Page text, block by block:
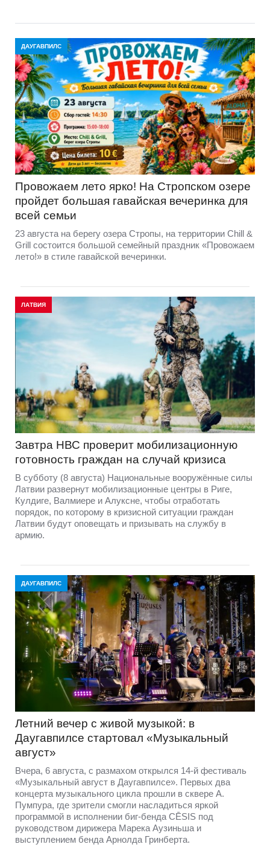
ДАУГАВПИЛС
Провожаем лето ярко! На Стропском озере
пройдет большая гавайская вечеринка для
всей семьи
23 августа на берегу озера Стропы, на территории Chill &
Grill состоится большой семейный праздник «Провожаем
лето!» в стиле гавайской вечеринки.
ЛАТВИЯ
Завтра НВС проверит мобилизационную
готовность граждан на случай кризиса
В субботу (8 августа) Национальные вооружённые силы
Латвии развернут мобилизационные центры в Риге,
Кулдиге, Валмиере и Алуксне, чтобы отработать
порядок, по которому в кризисной ситуации граждан
Латвии будут оповещать и призывать на службу в
армию.
ДАУГАВПИЛС
Летний вечер с живой музыкой: в
Даугавпилсе стартовал «Музыкальный
август»
Вчера, 6 августа, с размахом открылся 14-й фестиваль
«Музыкальный август в Даугавпилсе». Первых два
концерта музыкального цикла прошли в сквере А.
Пумпура, где зрители смогли насладиться яркой
программой в исполнении биг-бенда CĒSIS под
руководством дирижера Марека Аузиньша и
выступлением бенда Арнолда Гринберта.